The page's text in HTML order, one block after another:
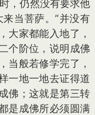
，仍然没有要求他
当菩萨。”并没有
大家都能入地了，
个阶位，说明成佛
当般若修学完了，
一地一地去证得道
佛；这就是第三转
是成佛所必须圆满